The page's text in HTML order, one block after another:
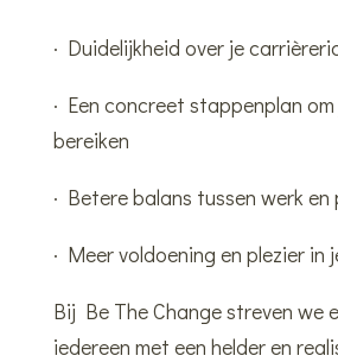
· Duidelijkheid over je
· Een concreet stappenplan
bereiken
· Betere balans tussen werk en
· Meer voldoening en plezier in
Bij Be The Change streven we
iedereen met een helder en